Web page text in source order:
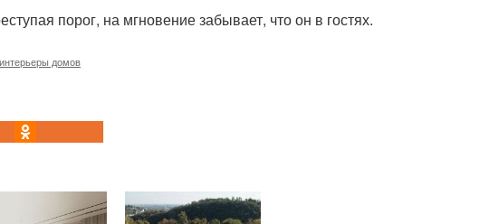
порог, на мгновение забывает, что он в гостях.
домов